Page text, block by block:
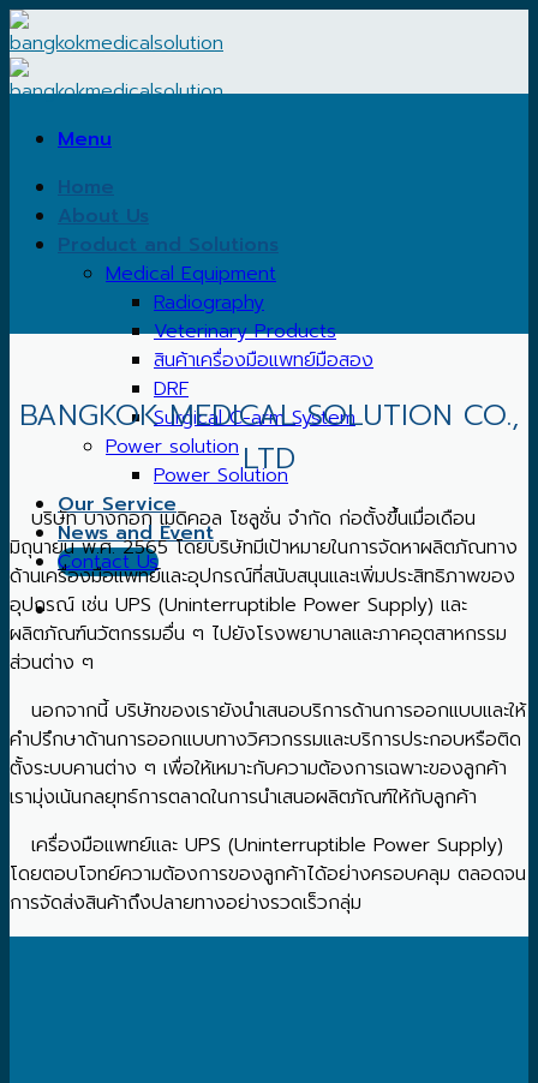
Skip
to
content
Menu
Home
About Us
Product and Solutions
Medical Equipment
Radiography
Veterinary Products
สินค้าเครื่องมือแพทย์มือสอง
DRF
Surgical C-arm System
Power solution
Power Solution
Our Service
News and Event
Contact Us
BANGKOK MEDICAL SOLUTION CO.,
LTD
บริษัท บางกอก เมดิคอล โซลูชั่น จำกัด ก่อตั้งขึ้นเมื่อเดือน
มิถุนายน พ.ศ. 2565 โดยบริษัทมีเป้าหมายในการจัดหาผลิตภัณทาง
ด้านเครื่องมือแพทย์และอุปกรณ์ที่สนับสนุนและเพิ่มประสิทธิภาพของ
อุปกรณ์ เช่น UPS (Uninterruptible Power Supply) และ
ผลิตภัณฑ์นวัตกรรมอื่น ๆ ไปยังโรงพยาบาลและภาคอุตสาหกรรม
ส่วนต่าง ๆ
นอกจากนี้ บริษัทของเรายังนำเสนอบริการด้านการออกแบบและให้
คำปรึกษาด้านการออกแบบทางวิศวกรรมและบริการประกอบหรือติด
ตั้งระบบคานต่าง ๆ เพื่อให้เหมาะกับความต้องการเฉพาะของลูกค้า
เรามุ่งเน้นกลยุทธ์การตลาดในการนำเสนอผลิตภัณฑ์ให้กับลูกค้า
เครื่องมือแพทย์และ UPS (Uninterruptible Power Supply)
โดยตอบโจทย์ความต้องการของลูกค้าได้อย่างครอบคลุม ตลอดจน
การจัดส่งสินค้าถึงปลายทางอย่างรวดเร็วกลุ่ม